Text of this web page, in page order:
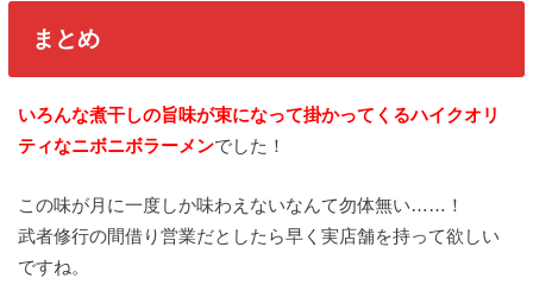
まとめ
いろんな煮干しの旨味が束になって掛かってくるハイクオリ
ティなニボニボラーメンでした！
この味が月に一度しか味わえないなんて勿体無い……！
武者修行の間借り営業だとしたら早く実店舗を持って欲しい
ですね。